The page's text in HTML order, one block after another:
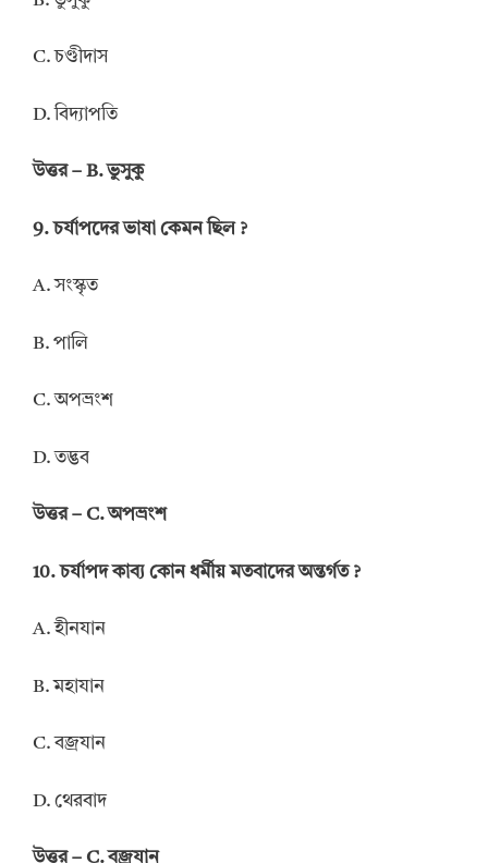
C. চণ্ডীদাস
D. বিদ্যাপতি
উত্তর – B. ভুসুকু
9. চর্যাপদের ভাষা কেমন ছিল ?
A. সংস্কৃত
B. পালি
C. অপভ্রংশ
D. তদ্ভব
উত্তর – C. অপভ্রংশ
10. চর্যাপদ কাব্য কোন ধর্মীয় মতবাদের অন্তর্গত ?
A. হীনযান
B. মহাযান
C. বজ্রযান
D. থেরবাদ
উত্তর – C. বজ্রযান